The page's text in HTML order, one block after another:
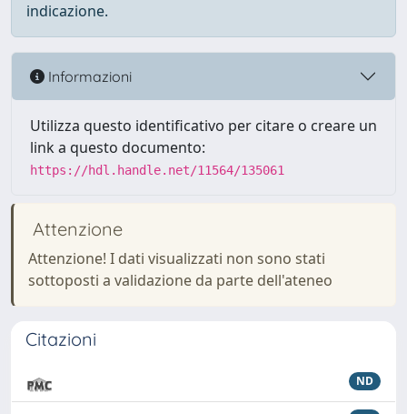
indicazione.
Informazioni
Utilizza questo identificativo per citare o creare un
link a questo documento:
https://hdl.handle.net/11564/135061
Attenzione
Attenzione! I dati visualizzati non sono stati
sottoposti a validazione da parte dell'ateneo
Citazioni
ND